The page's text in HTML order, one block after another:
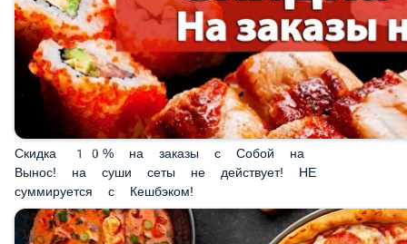
Скидка 10% на заказы с Собой на Вынос! на суши
сеты не действует! НЕ суммируется с Кешбэком!